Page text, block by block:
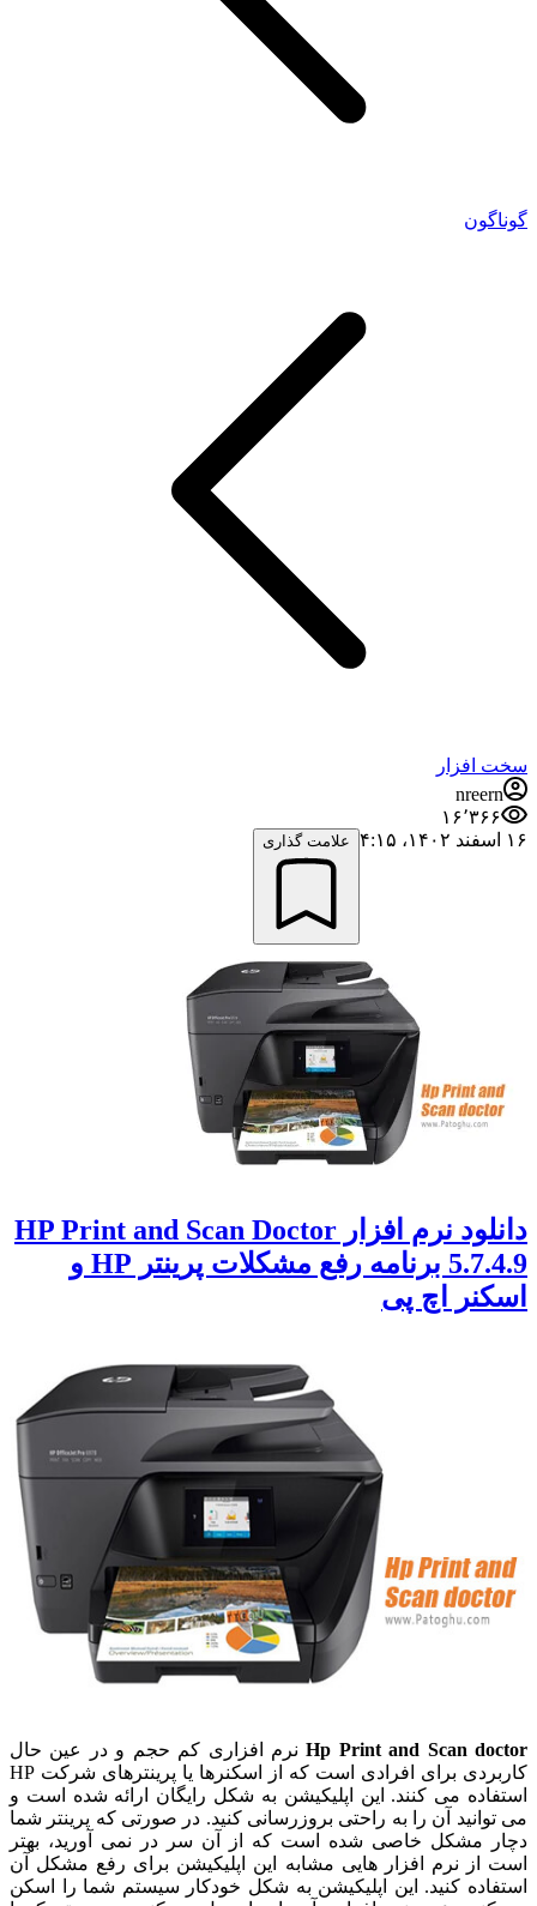
گوناگون
سخت افزار
nreern
۱۶٬۳۶۶
۱۶ اسفند ۱۴۰۲،‏ ۴:۱۵
علامت گذاری
دانلود نرم افزار HP Print and Scan Doctor
5.7.4.9 برنامه رفع مشکلات پرینتر HP و
اسکنر اچ پی
Hp Print and Scan doctorنرم افزاری کم حجم و در عین حال
کاربردی برای افرادی است که از اسکنرها یا پرینترهای شرکت HP
استفاده می کنند. این اپلیکیشن به شکل رایگان ارائه شده است و
می توانید آن را به راحتی بروزرسانی کنید. در صورتی که پرینتر شما
دچار مشکل خاصی شده است که از آن سر در نمی آورید، بهتر
است از نرم افزار هایی مشابه این اپلیکیشن برای رفع مشکل آن
استفاده کنید. این اپلیکیشن به شکل خودکار سیستم شما را اسکن